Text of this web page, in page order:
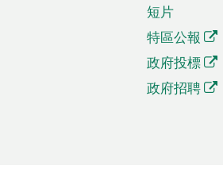
短片
特區公報
政府投標
政府招聘